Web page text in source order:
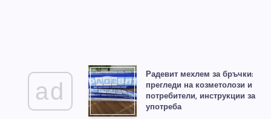
ad
Радевит мехлем за бръчки:
прегледи на козметолози и
потребители, инструкции за
употреба